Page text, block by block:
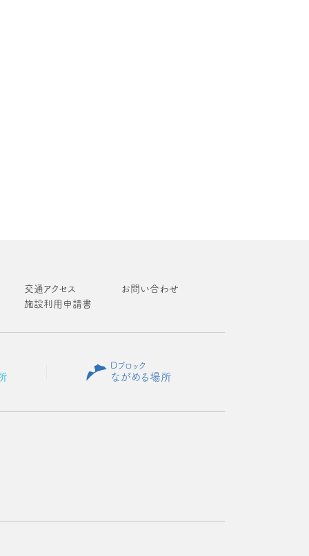
交通アクセス
お問い合わせ
施設利用申請書
Dブロック
ながめる場所